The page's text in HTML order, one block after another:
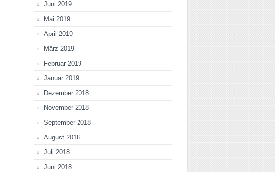
Juni 2019
Mai 2019
April 2019
März 2019
Februar 2019
Januar 2019
Dezember 2018
November 2018
September 2018
August 2018
Juli 2018
Juni 2018